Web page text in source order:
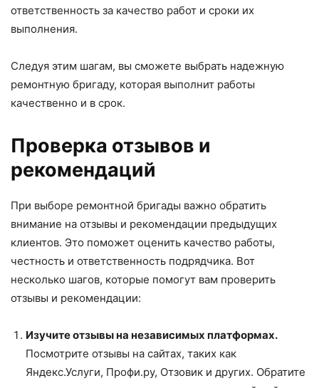
ответственность за качество работ и сроки их
выполнения.
Следуя этим шагам, вы сможете выбрать надежную
ремонтную бригаду, которая выполнит работы
качественно и в срок.
Проверка отзывов и
рекомендаций
При выборе ремонтной бригады важно обратить
внимание на отзывы и рекомендации предыдущих
клиентов. Это поможет оценить качество работы,
честность и ответственность подрядчика. Вот
несколько шагов, которые помогут вам проверить
отзывы и рекомендации:
Изучите отзывы на независимых платформах.
Посмотрите отзывы на сайтах, таких как
Яндекс.Услуги, Профи.ру, Отзовик и других. Обратите